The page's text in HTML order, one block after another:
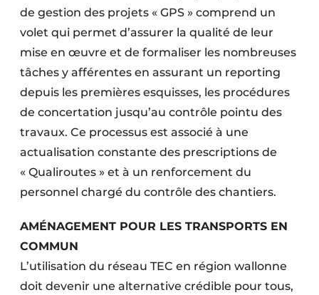
de gestion des projets « GPS » comprend un
volet qui permet d’assurer la qualité de leur
mise en œuvre et de formaliser les nombreuses
tâches y afférentes en assurant un reporting
depuis les premières esquisses, les procédures
de concertation jusqu’au contrôle pointu des
travaux. Ce processus est associé à une
actualisation constante des prescriptions de
« Qualiroutes » et à un renforcement du
personnel chargé du contrôle des chantiers.
AMÉNAGEMENT POUR LES TRANSPORTS EN
COMMUN
L’utilisation du réseau TEC en région wallonne
doit devenir une alternative crédible pour tous,